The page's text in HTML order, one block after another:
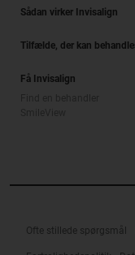
Sådan virker Invisalign
Tilfælde, der kan
Få Invisalign
Ofte stillede spørgsmål